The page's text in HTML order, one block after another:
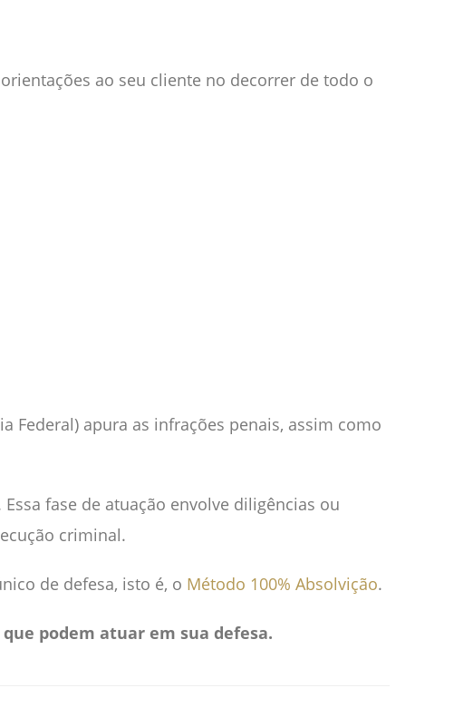
ao seu cliente no decorrer de todo o
Federal) apura as infrações penais, assim como
fase de atuação envolve diligências ou
criminal.
de defesa, isto é, o Método 100% Absolvição.
podem atuar em sua defesa.